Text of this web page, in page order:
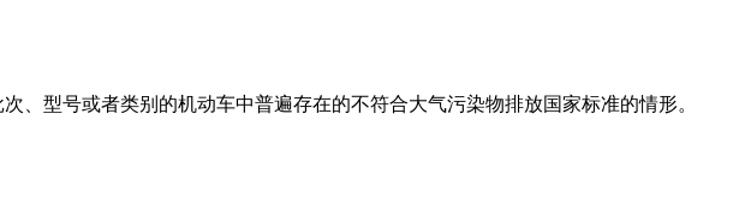
型号或者类别的机动车中普遍存在的不符合大气污染物排放国家标准的情形。